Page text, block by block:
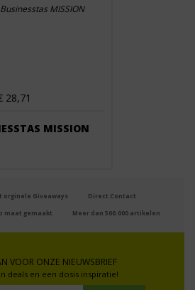
28,71
MISSION
orginele Giveaways Direct Contact
maat gemaakt Meer dan 500.000 artikelen
VOOR ONZE NIEUWSBRIEF
deals en een dosis inspiratie!